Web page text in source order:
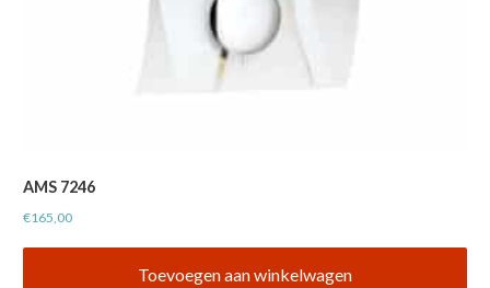
AMS 7246
€165,00
Toevoegen aan winkelwagen